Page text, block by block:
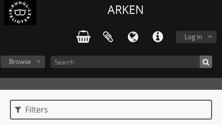
ARKEN
Log in
Browse
Filters